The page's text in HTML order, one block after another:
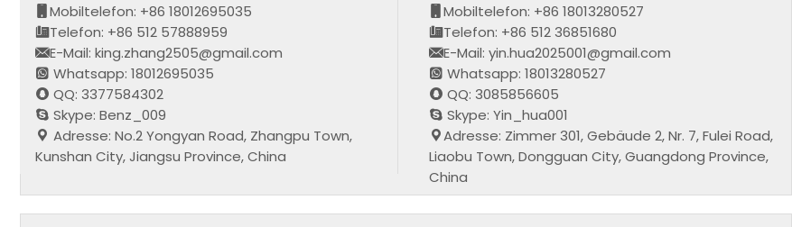
Mobiltelefon: +86 18012695035
Telefon: +86 512 57888959
E-Mail: king.zhang2505@gmail.com
Whatsapp: 18012695035
QQ: 3377584302
Skype: Benz_009
Adresse: No.2 Yongyan Road, Zhangpu Town,
Kunshan City, Jiangsu Province, China
Mobiltelefon: +86 18013280527
Telefon: +86 512 36851680
E-Mail: yin.hua2025001@gmail.com
Whatsapp: 18013280527
QQ: 3085856605
Skype: Yin_hua001
Adresse: Zimmer 301, Gebäude 2, Nr. 7, Fulei Road,
Liaobu Town, Dongguan City, Guangdong Province,
China